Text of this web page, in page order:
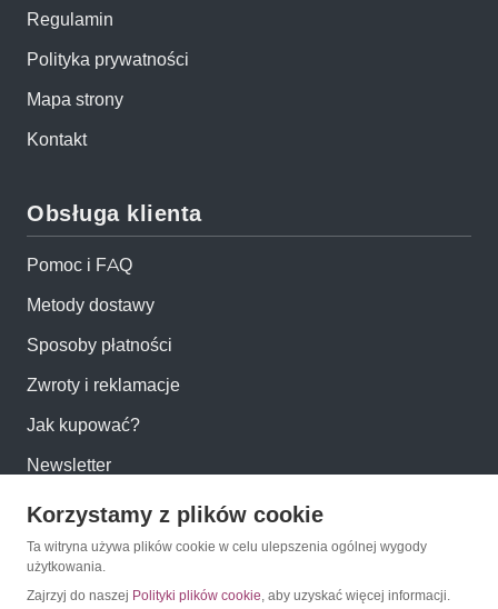
Regulamin
Polityka prywatności
Mapa strony
Kontakt
Obsługa klienta
Pomoc i FAQ
Metody dostawy
Sposoby płatności
Zwroty i reklamacje
Jak kupować?
Newsletter
Konto
Moje konto
Korzystamy z plików cookie
Ta witryna używa plików cookie w celu ulepszenia ogólnej wygody
użytkowania.
Zajrzyj do naszej Polityki plików cookie, aby uzyskać więcej informacji.